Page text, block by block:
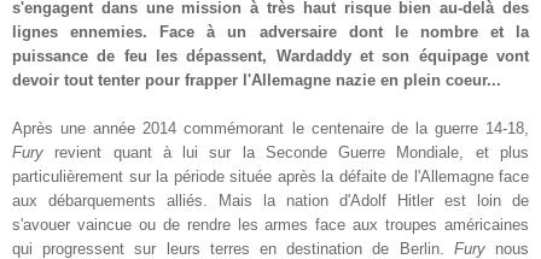
s'engagent dans une mission à très haut risque bien au-delà des
lignes ennemies. Face à un adversaire dont le nombre et la
puissance de feu les dépassent, Wardaddy et son équipage vont
devoir tout tenter pour frapper l'Allemagne nazie en plein coeur...
Après une année 2014 commémorant le centenaire de la guerre 14-18,
Fury revient quant à lui sur la Seconde Guerre Mondiale, et plus
particulièrement sur la période située après la défaite de l'Allemagne face
aux débarquements alliés. Mais la nation d'Adolf Hitler est loin de
s'avouer vaincue ou de rendre les armes face aux troupes américaines
qui progressent sur leurs terres en destination de Berlin. Furynous